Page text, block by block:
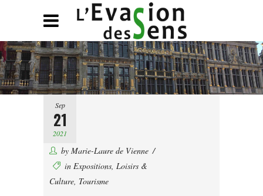
Sep
21
2021
by Marie-Laure de Vienne
in Expositions, Loisirs &
Culture, Tourisme